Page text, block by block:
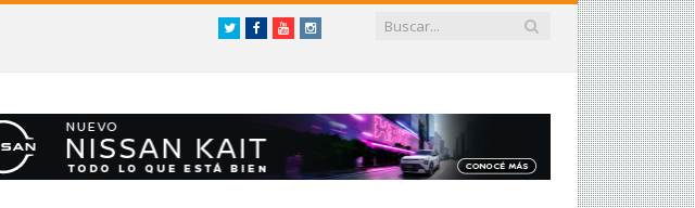
TwitterFacebookYouTubeInstagram